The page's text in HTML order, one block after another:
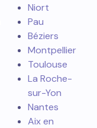
Niort
Pau
Béziers
Montpellier
Toulouse
La Roche-
sur-Yon
Nantes
Aix en